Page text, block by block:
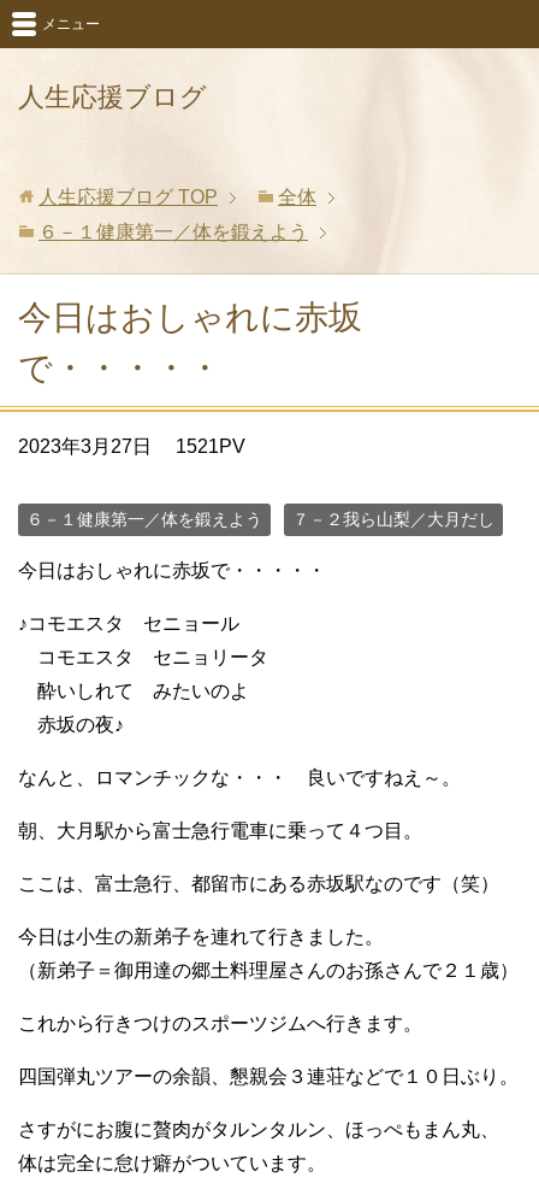
人生応援ブログ
メニュー
人生応援ブログ TOP
全体
６－１健康第一／体を鍛えよう
今日はおしゃれに赤坂
で・・・・・
2023年3月27日 1521PV
６－１健康第一／体を鍛えよう ７－２我ら山梨／大月だし
今日はおしゃれに赤坂で・・・・・
♪コモエスタ セニョール
コモエスタ セニョリータ
酔いしれて みたいのよ
赤坂の夜♪
なんと、ロマンチックな・・・ 良いですねえ～。
朝、大月駅から富士急行電車に乗って４つ目。
ここは、富士急行、都留市にある赤坂駅なのです（笑）
今日は小生の新弟子を連れて行きました。
（新弟子＝御用達の郷土料理屋さんのお孫さんで２１歳）
これから行きつけのスポーツジムへ行きます。
四国弾丸ツアーの余韻、懇親会３連荘などで１０日ぶり。
さすがにお腹に贅肉がタルンタルン、ほっぺもまん丸、
体は完全に怠け癖がついています。